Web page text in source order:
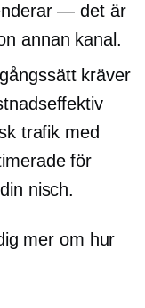
— det är
annan kanal.
kräver
trafik med
för
nisch.
mer om hur